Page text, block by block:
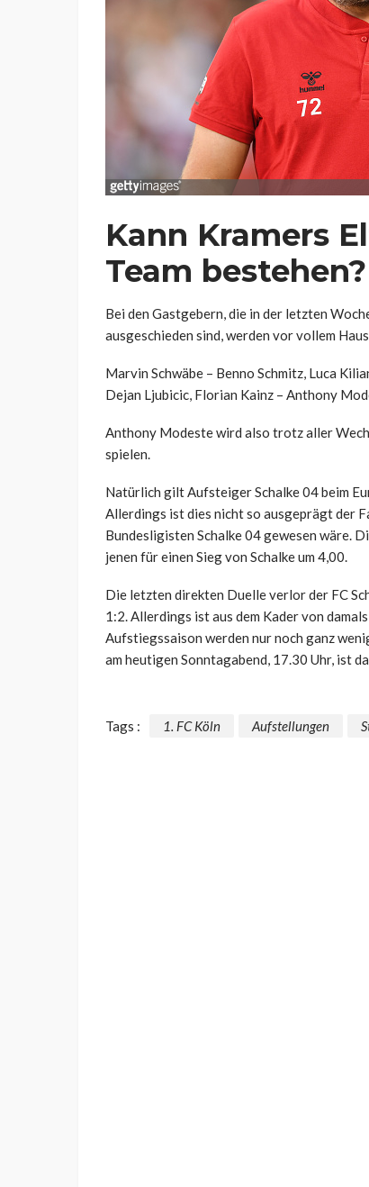
Kann Kramers
Team bestehen?
Bei den Gastgebern, die in der letzten
ausgeschieden sind, werden vor vollem
Marvin Schwäbe – Benno Schmitz, Luca
Dejan Ljubicic, Florian Kainz – Anthony
Anthony Modeste wird also trotz aller
spielen.
Natürlich gilt Aufsteiger Schalke 04 beim
Allerdings ist dies nicht so ausgeprägt der
Bundesligisten Schalke 04 gewesen wäre.
jenen für einen Sieg von Schalke um 4,00.
Die letzten direkten Duelle verlor der FC
1:2. Allerdings ist aus dem Kader von
Aufstiegssaison werden nur noch ganz
am heutigen Sonntagabend, 17.30 Uhr, ist
Tags : 1. FC Köln Aufstellungen